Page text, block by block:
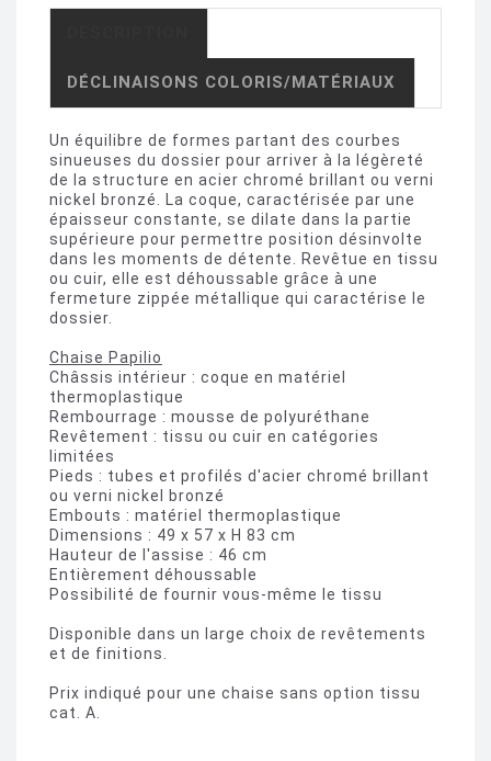
DÉCLINAISONS COLORIS/MATÉRIAUX
Un équilibre de formes partant des courbes
sinueuses du dossier pour arriver à la légèreté
de la structure en acier chromé brillant ou verni
nickel bronzé. La coque, caractérisée par une
épaisseur constante, se dilate dans la partie
supérieure pour permettre position désinvolte
dans les moments de détente. Revêtue en tissu
ou cuir, elle est déhoussable grâce à une
fermeture zippée métallique qui caractérise le
dossier.
Chaise Papilio
Châssis intérieur : coque en matériel
thermoplastique
Rembourrage : mousse de polyuréthane
Revêtement : tissu ou cuir en catégories
limitées
Pieds : tubes et profilés d'acier chromé brillant
ou verni nickel bronzé
Embouts : matériel thermoplastique
Dimensions : 49 x 57 x H 83 cm
Hauteur de l'assise : 46 cm
Entièrement déhoussable
Possibilité de fournir vous-même le tissu
Disponible dans un large choix de revêtements
et de finitions.
Prix indiqué pour une chaise sans option tissu
cat. A.